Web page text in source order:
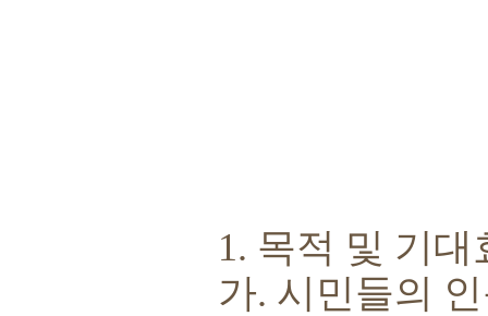
1. 목적 및 기대
가. 시민들의